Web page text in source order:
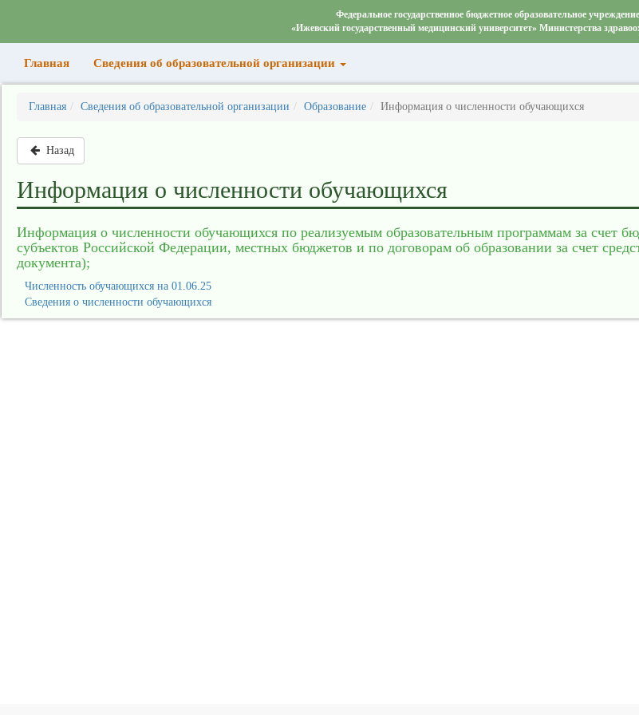
Федеральное государственное бюджетное образовательное
«Ижевский государственный медицинский университет» Министерства
Главная Сведения об образовательной организации
Главная Сведения об образовательной организации Образование Информация о численности обучающихся
Назад
Информация о численности обучающихся
Информация о численности обучающихся по реализуемым образовательным программам за счет
субъектов Российской Федерации, местных бюджетов и по договорам об образовании за счет
документа);
Численность обучающихся на 01.06.25
Сведения о численности обучающихся